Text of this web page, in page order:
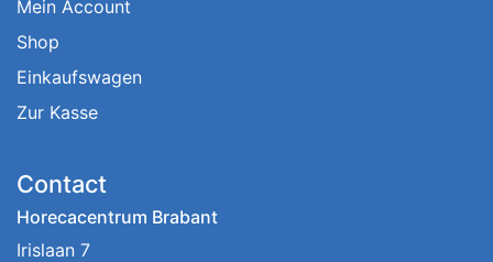
Mein Account
Shop
Einkaufswagen
Zur Kasse
Contact
Horecacentrum Brabant
Irislaan 7